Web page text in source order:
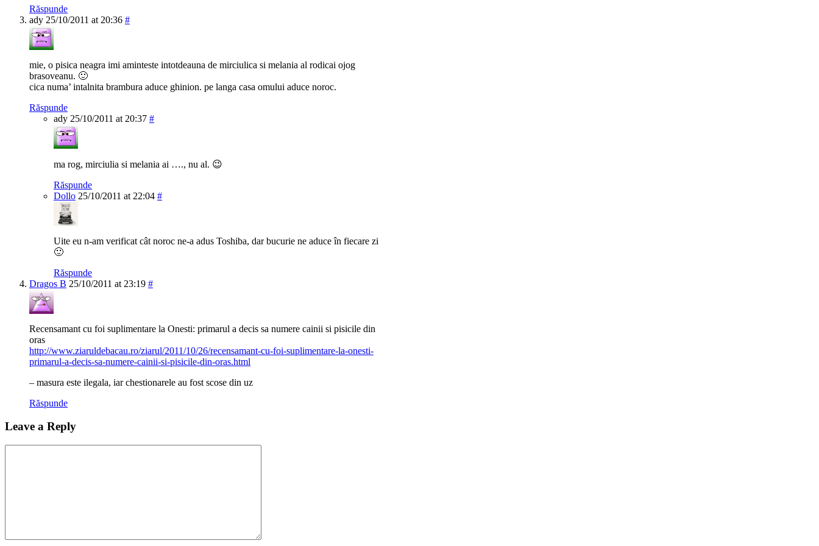
Răspunde
ady 25/10/2011 at 20:36 #
mie, o pisica neagra imi aminteste intotdeauna de mirciulica si melania al rodicai ojog
brasoveanu. 🙂
cica numa’ intalnita brambura aduce ghinion. pe langa casa omului aduce noroc.
Răspunde
ady 25/10/2011 at 20:37 #
ma rog, mirciulia si melania ai …., nu al. 😉
Răspunde
Dollo 25/10/2011 at 22:04 #
Uite eu n-am verificat cât noroc ne-a adus Toshiba, dar bucurie ne aduce în fiecare zi
🙂
Răspunde
Dragos B 25/10/2011 at 23:19 #
Recensamant cu foi suplimentare la Onesti: primarul a decis sa numere cainii si pisicile din
oras
http://www.ziaruldebacau.ro/ziarul/2011/10/26/recensamant-cu-foi-suplimentare-la-onesti-
primarul-a-decis-sa-numere-cainii-si-pisicile-din-oras.html
– masura este ilegala, iar chestionarele au fost scose din uz
Răspunde
Leave a Reply